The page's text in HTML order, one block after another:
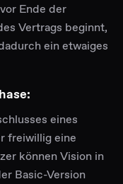
Ende der
Vertrags beginnt,
ein etwaiges
eines
freiwillig eine
können Vision in
Basic-Version